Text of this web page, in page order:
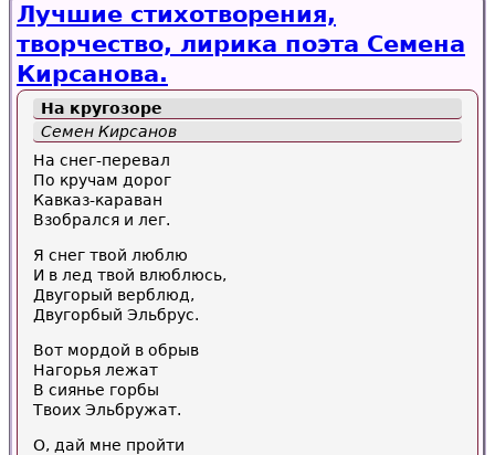
Лучшие стихотворения,
творчество, лирика поэта Семена
Кирсанова.
На кругозоре
Семен Кирсанов
На снег-перевал
По кручам дорог
Кавказ-караван
Взобрался и лег.
Я снег твой люблю
И в лед твой влюблюсь,
Двугорый верблюд,
Двугорбый Эльбрус.
Вот мордой в обрыв
Нагорья лежат
В сиянье горбы
Твоих Эльбружат.
О, дай мне пройти